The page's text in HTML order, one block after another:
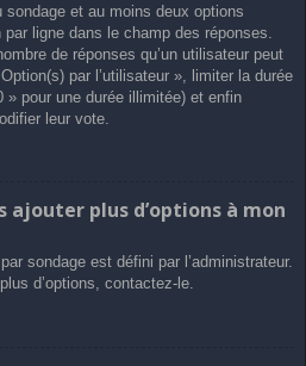
et au moins deux options
ligne dans le champ des réponses.
de réponses qu’un utilisateur peut
par l’utilisateur », limiter la durée
pour une durée illimitée) et enfin
leur vote.
ajouter plus d’options à mon
sondage est défini par l’administrateur.
d’options, contactez-le.